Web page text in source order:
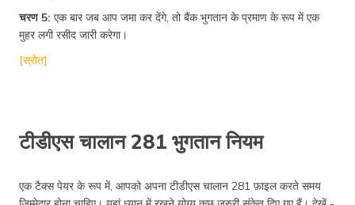
चरण 5: एक बार जब आप जमा कर देंगे, तो बैंक भुगतान के प्रमाण के रूप में एक
मुहर लगी रसीद जारी करेगा।
[स्रोत]
टीडीएस चालान 281 भुगतान नियम
एक टैक्स पेयर के रूप में, आपको अपना टीडीएस चालान 281 फ़ाइल करते समय